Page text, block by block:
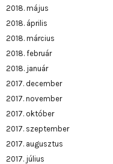
2018. május
2018. április
2018. március
2018. február
2018. január
2017. december
2017. november
2017. október
2017. szeptember
2017. augusztus
2017. július